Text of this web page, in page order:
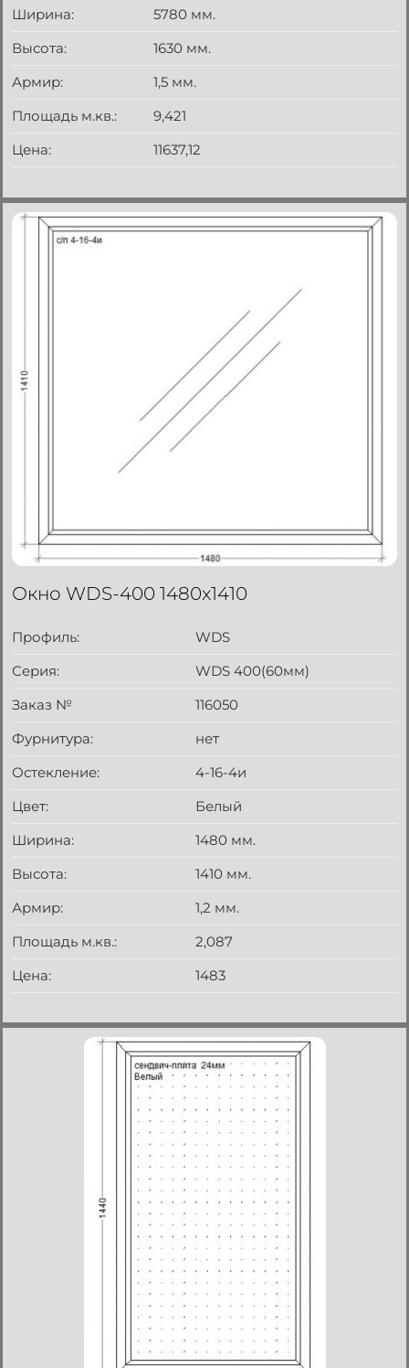
Ширина:
5780 мм.
Высота:
1630 мм.
Армир:
1,5 мм.
Площадь м.кв.:
9,421
Цена:
11637,12
Окно WDS-400 1480x1410
Профиль:
WDS
Серия:
WDS 400(60мм)
Заказ №
116050
Фурнитура:
нет
Остекление:
4-16-4и
Цвет:
Белый
Ширина:
1480 мм.
Высота:
1410 мм.
Армир:
1,2 мм.
Площадь м.кв.:
2,087
Цена:
1483